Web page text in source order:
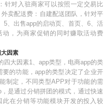
针对入驻商家可以按照一定交易比
卖配送费：自建配送团队，针对平
5、出售app的启动页、首页、6、活
，为商家促销的同时赚取活动费
因素
大因素1、app类型，电商app的类
的功能，app的类型决定了企业开
制定，不同类型APP对于功能的需
是通过分销拼团的模式，通过快速
在分销等功能模块开发的投入较